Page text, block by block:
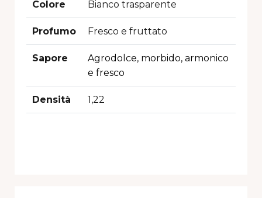
Colore Bianco trasparente
Profumo Fresco e fruttato
Sapore
Agrodolce, morbido, armonico
e fresco
Densità 1,22